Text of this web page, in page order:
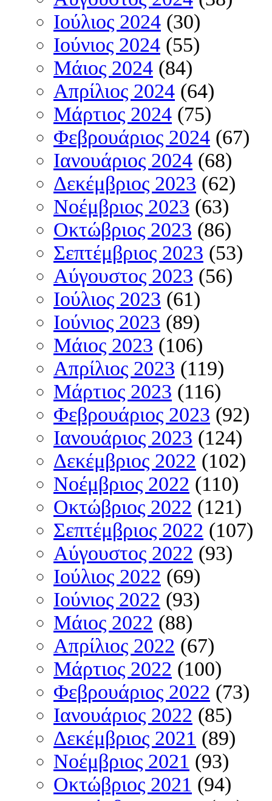
Ιούλιος 2024 (30)
Ιούνιος 2024 (55)
Μάιος 2024 (84)
Απρίλιος 2024 (64)
Μάρτιος 2024 (75)
Φεβρουάριος 2024 (67)
Ιανουάριος 2024 (68)
Δεκέμβριος 2023 (62)
Νοέμβριος 2023 (63)
Οκτώβριος 2023 (86)
Σεπτέμβριος 2023 (53)
Αύγουστος 2023 (56)
Ιούλιος 2023 (61)
Ιούνιος 2023 (89)
Μάιος 2023 (106)
Απρίλιος 2023 (119)
Μάρτιος 2023 (116)
Φεβρουάριος 2023 (92)
Ιανουάριος 2023 (124)
Δεκέμβριος 2022 (102)
Νοέμβριος 2022 (110)
Οκτώβριος 2022 (121)
Σεπτέμβριος 2022 (107)
Αύγουστος 2022 (93)
Ιούλιος 2022 (69)
Ιούνιος 2022 (93)
Μάιος 2022 (88)
Απρίλιος 2022 (67)
Μάρτιος 2022 (100)
Φεβρουάριος 2022 (73)
Ιανουάριος 2022 (85)
Δεκέμβριος 2021 (89)
Νοέμβριος 2021 (93)
Οκτώβριος 2021 (94)